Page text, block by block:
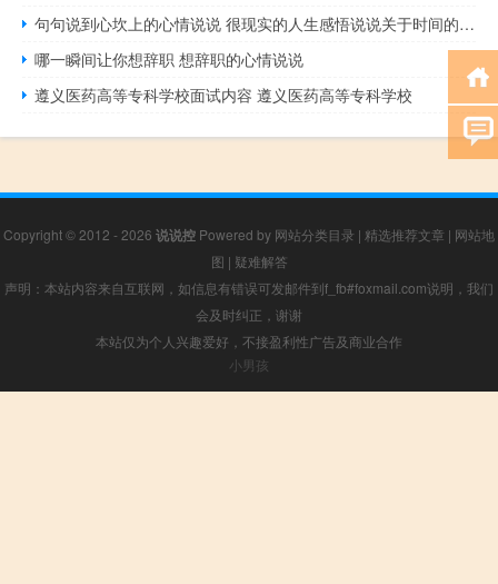
句句说到心坎上的心情说说 很现实的人生感悟说说关于时间的说说
哪一瞬间让你想辞职 想辞职的心情说说
遵义医药高等专科学校面试内容 遵义医药高等专科学校
Copyright © 2012 - 2026 说说控 Powered by 网站分类目录 | 精选推荐文章 | 网站地
图 | 疑难解答
声明：本站内容来自互联网，如信息有错误可发邮件到f_fb#foxmail.com说明，我们
会及时纠正，谢谢
本站仅为个人兴趣爱好，不接盈利性广告及商业合作
小男孩